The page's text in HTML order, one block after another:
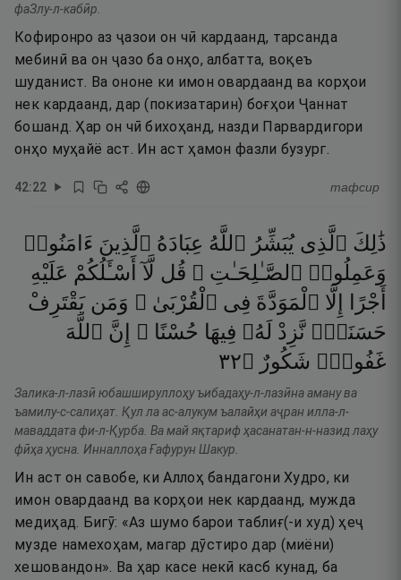
фаЗлу-л-кабӣр.
Кофиронро аз ҷазои он чӣ кардаанд, тарсанда
мебинӣ ва он ҷазо ба онҳо, албатта, воқеъ
шуданист. Ва ононе ки имон овардаанд ва корҳои
нек кардаанд, дар (покизатарин) боғҳои Ҷаннат
бошанд. Ҳар он чӣ бихоҳанд, назди Парвардигори
онҳо муҳайё аст. Ин аст ҳамон фазли бузург.
42:22 тафсир
ذَٰلِكَ ٱلَّذِى يُبَشِّرُ ٱللَّهُ عِبَادَهُ ٱلَّذِينَ ءَامَنُوا۟
وَعَمِلُوا۟ ٱلصَّـٰلِحَـٰتِ ۗ قُل لَّآ أَسْـَٔلُكُمْ عَلَيْهِ
أَجْرًا
إِلَّا ٱلْمَوَدَّةَ فِى ٱلْقُرْبَىٰ ۗ وَمَن يَقْتَرِفْ
حَسَنَةًۭ نَّزِدْ لَهُۥ فِيهَا حُسْنًا ۚ إِنَّ ٱللَّهَ
غَفُورٌۭ شَكُورٌ ۝٢٣
Залика-л-лазӣ юбашшируллоҳу ъибадаҳу-л-лазӣна аману ва
ъамилу-с-салиҳат. Қул ла ас-алукум ъалайҳи аҷран илла-л-
маваддата фи-л-Қурба. Ва май яқтариф ҳасанатан-н-назид лаҳу
фӣҳа ҳусна. Инналлоҳа Ғафурун Шакур.
Ин аст он савобе, ки Аллоҳ бандагони Худро, ки
имон овардаанд ва корҳои нек кардаанд, мужда
медиҳад. Бигӯ: «Аз шумо барои таблиғ(-и худ) ҳеҷ
музде намехоҳам, магар дӯстиро дар (миёни)
хешовандон». Ва ҳар касе некӣ касб кунад, ба